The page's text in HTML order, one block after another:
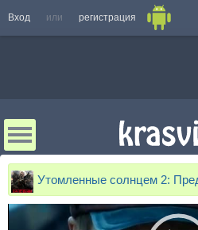
Вход или регистрация
Утомленные солнцем 2: